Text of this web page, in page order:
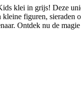
klei in grijs! Deze
figuren,
Ontdek nu de